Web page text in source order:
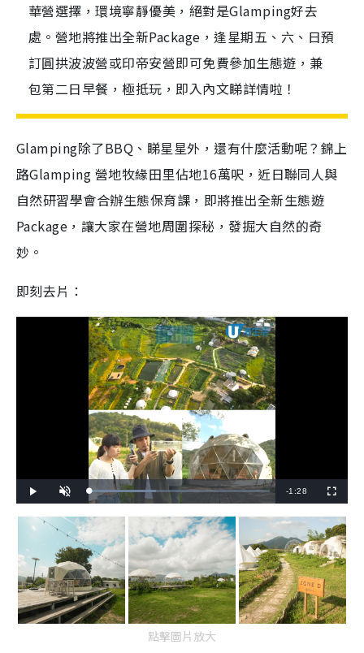
華營選擇，環境寧靜優美，絕對是Glamping好去
處。營地將推出全新Package，逢星期五、六、日預
訂圓拱波波營或印帝安營即可免費參加生態遊，兼
包第二日早餐，極抵玩，即入內文睇詳情啦！
Glamping除了BBQ、睇星星外，還有什麼活動呢？錦上
路Glamping 營地牧緣田里佔地16萬呎，近日聯同人與
自然研習學會合辦生態保育課，即將推出全新生態遊
Package，讓大家在營地周圍探秘，發掘大自然的奇
妙。
即刻去片：
l
y
n
u
t
L
o
d
e
:
6
.
8
2
%
R
e
m
a
i
n
-1:28
u
l
c
r
e
e
n
點擊圖片放大